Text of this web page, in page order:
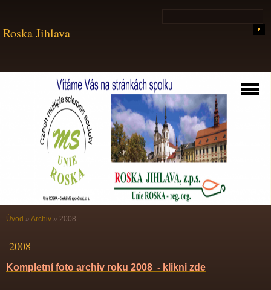
Roska Jihlava
Úvod » Archiv » 2008
2008
Kompletní foto archiv roku 2008 - klikni zde